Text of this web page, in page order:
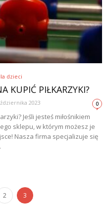
dzieci
KUPIĆ PIŁKARZYKI?
2023 0
Jeśli jesteś miłośnikiem
sklepu, w którym możesz je
Nasza firma specjalizuje się
2 3